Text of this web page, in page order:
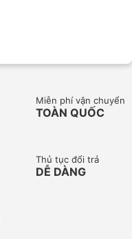
Miễn phí vận chuyển
TOÀN QUỐC
Thủ tục đổi trả
DỄ DÀNG